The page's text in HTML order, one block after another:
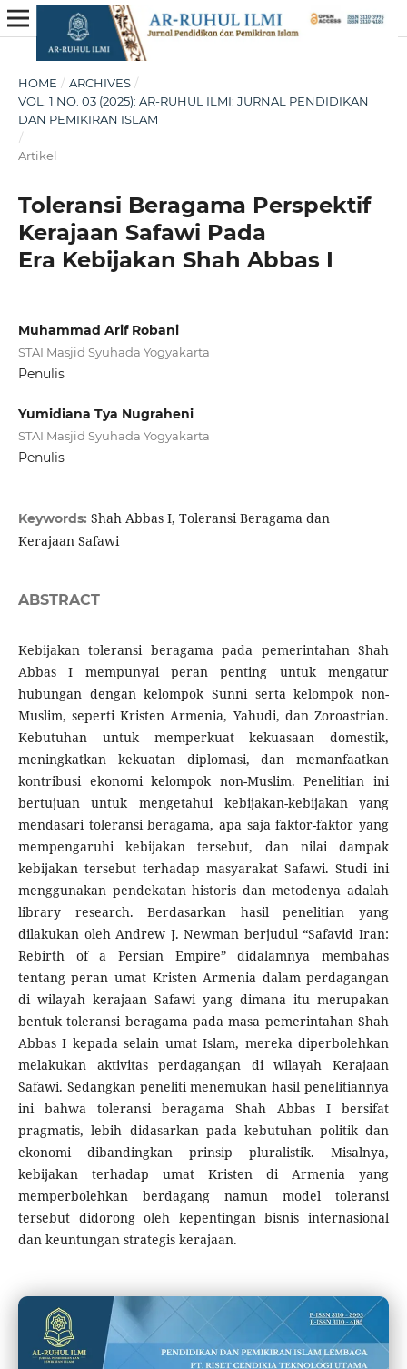
HOME / ARCHIVES /
VOL. 1 NO. 03 (2025): AR-RUHUL ILMI: JURNAL PENDIDIKAN
DAN PEMIKIRAN ISLAM
/
Artikel
Toleransi Beragama Perspektif
Kerajaan Safawi Pada
Era Kebijakan Shah Abbas I
Muhammad Arif Robani
STAI Masjid Syuhada Yogyakarta
Penulis
Yumidiana Tya Nugraheni
STAI Masjid Syuhada Yogyakarta
Penulis
Keywords: Shah Abbas I, Toleransi Beragama dan
Kerajaan Safawi
ABSTRACT
Kebijakan toleransi beragama pada pemerintahan Shah
Abbas I mempunyai peran penting untuk mengatur
hubungan dengan kelompok Sunni serta kelompok non-
Muslim, seperti Kristen Armenia, Yahudi, dan Zoroastrian.
Kebutuhan untuk memperkuat kekuasaan domestik,
meningkatkan kekuatan diplomasi, dan memanfaatkan
kontribusi ekonomi kelompok non-Muslim. Penelitian ini
bertujuan untuk mengetahui kebijakan-kebijakan yang
mendasari toleransi beragama, apa saja faktor-faktor yang
mempengaruhi kebijakan tersebut, dan nilai dampak
kebijakan tersebut terhadap masyarakat Safawi. Studi ini
menggunakan pendekatan historis dan metodenya adalah
library research. Berdasarkan hasil penelitian yang
dilakukan oleh Andrew J. Newman berjudul “Safavid Iran:
Rebirth of a Persian Empire” didalamnya membahas
tentang peran umat Kristen Armenia dalam perdagangan
di wilayah kerajaan Safawi yang dimana itu merupakan
bentuk toleransi beragama pada masa pemerintahan Shah
Abbas I kepada selain umat Islam, mereka diperbolehkan
melakukan aktivitas perdagangan di wilayah Kerajaan
Safawi. Sedangkan peneliti menemukan hasil penelitiannya
ini bahwa toleransi beragama Shah Abbas I bersifat
pragmatis, lebih didasarkan pada kebutuhan politik dan
ekonomi dibandingkan prinsip pluralistik. Misalnya,
kebijakan terhadap umat Kristen di Armenia yang
memperbolehkan berdagang namun model toleransi
tersebut didorong oleh kepentingan bisnis internasional
dan keuntungan strategis kerajaan.